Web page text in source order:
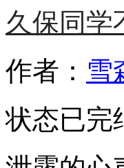
久保同学
作者： 雪
状态已完